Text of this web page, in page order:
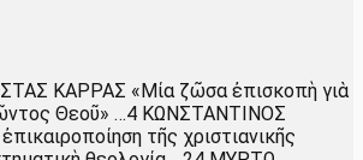
ΚΑΡΡΑΣ «Μία ζῶσα ἐπισκοπὴ γιὰ
Θεοῦ» …4 ΚΩΝΣΤΑΝΤΙΝΟΣ
τῆς χριστιανικῆς